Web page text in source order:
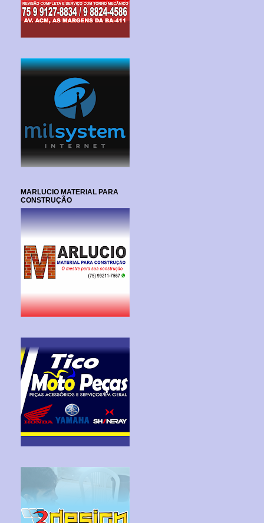
MARLUCIO MATERIAL PARA
CONSTRUÇÃO